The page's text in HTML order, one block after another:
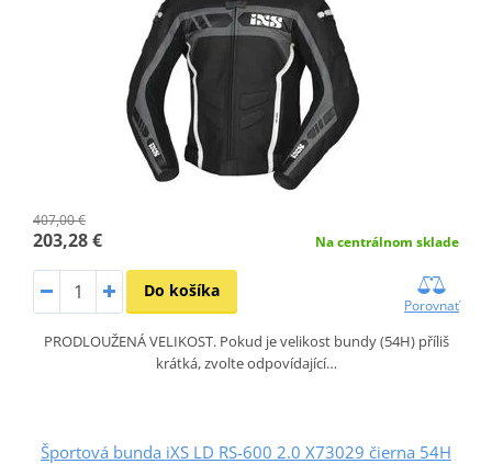
407,00 €
203,28 € Na centrálnom sklade
Do košíka
Porovnať
PRODLOUŽENÁ VELIKOST. Pokud je velikost bundy (54H) příliš
krátká, zvolte odpovídající…
Športová bunda iXS LD RS-600 2.0 X73029 čierna 54H